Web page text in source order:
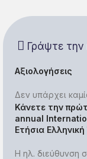
Γράψτε την
Αξιολογήσεις
Δεν υπάρχει
Κάνετε την
annual
Ετήσια
Η ηλ. διεύθυνση